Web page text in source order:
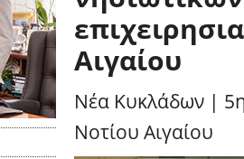
Αιγαίου
Νέα Κυκλάδων |
Νοτίου Αιγαίου